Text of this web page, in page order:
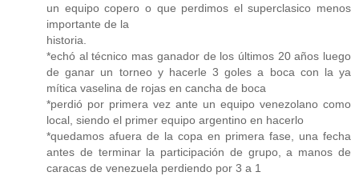
un equipo copero o que perdimos el superclasico menos
importante de la
historia.
*echó al técnico mas ganador de los últimos 20 años luego
de ganar un torneo y hacerle 3 goles a boca con la ya
mítica vaselina de rojas en cancha de boca
*perdió por primera vez ante un equipo venezolano como
local, siendo el primer equipo argentino en hacerlo
*quedamos afuera de la copa en primera fase, una fecha
antes de terminar la participación de grupo, a manos de
caracas de venezuela perdiendo por 3 a 1